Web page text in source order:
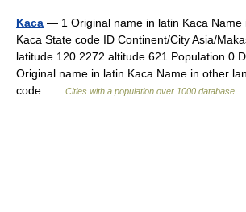
Kaca — 1 Original name in latin Kaca Name
Kaca State code ID Continent/City Asia/
latitude 120.2272 altitude 621 Population 0
Original name in latin Kaca Name in other
code …
Cities with a population over 1000 database